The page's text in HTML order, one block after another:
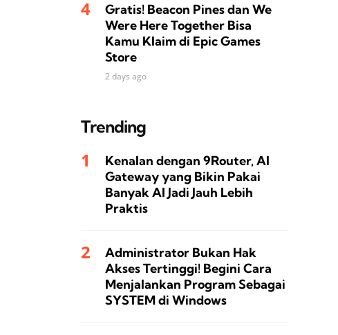
Gratis! Beacon Pines dan We
Were Here Together Bisa
Kamu Klaim di Epic Games
Store
2 days ago
Trending
Kenalan dengan 9Router, AI
Gateway yang Bikin Pakai
Banyak AI Jadi Jauh Lebih
Praktis
Administrator Bukan Hak
Akses Tertinggi! Begini Cara
Menjalankan Program Sebagai
SYSTEM di Windows